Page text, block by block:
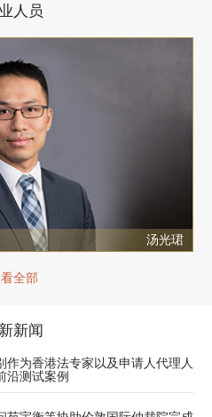
人员
汤光珺
全部
新闻
为香港法专家以及申请人代理人
沿测试案例